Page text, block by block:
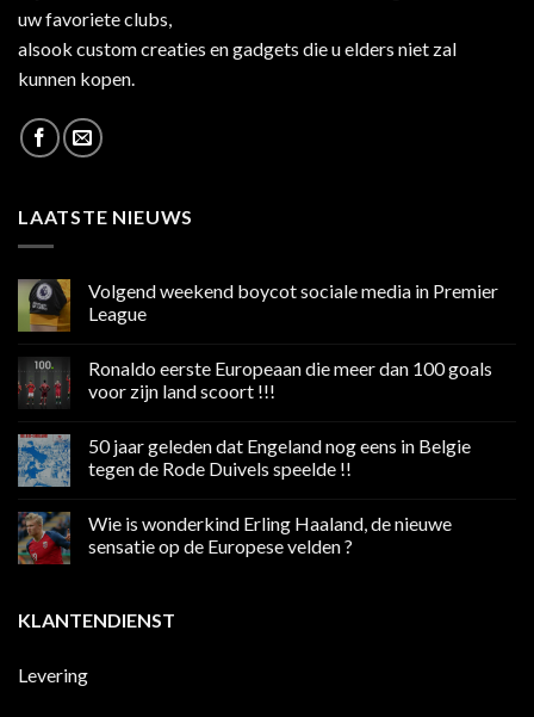
uw favoriete clubs,
alsook custom creaties en gadgets die u elders niet zal
kunnen kopen.
LAATSTE NIEUWS
Volgend weekend boycot sociale media in Premier
League
op
weekend
media
in
Premier
Ronaldo eerste Europeaan die meer dan 100 goals
voor zijn land scoort !!!
op
Ronaldo
eerste
meer
100
land
scoort
50 jaar geleden dat Engeland nog eens in Belgie
tegen de Rode Duivels speelde !!
op
jaar
nog
eens
tegen
Wie is wonderkind Erling Haaland, de nieuwe
sensatie op de Europese velden ?
Wie
is
Haaland,
KLANTENDIENST
Levering